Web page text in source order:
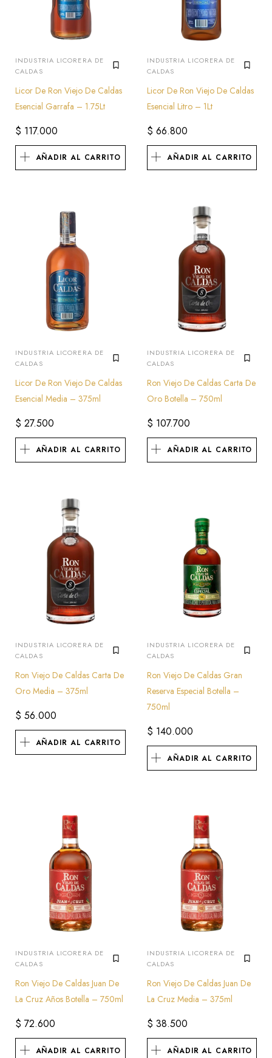
INDUSTRIA LICORERA DE
CALDAS
Licor De Ron Viejo De Caldas
Esencial Garrafa – 1.75Lt
$ 117.000
AÑADIR AL CARRITO
INDUSTRIA LICORERA DE
CALDAS
Licor De Ron Viejo De Caldas
Esencial Litro – 1Lt
$ 66.800
AÑADIR AL CARRITO
INDUSTRIA LICORERA DE
CALDAS
Licor De Ron Viejo De Caldas
Esencial Media – 375ml
$ 27.500
AÑADIR AL CARRITO
INDUSTRIA LICORERA DE
CALDAS
Ron Viejo De Caldas Carta De
Oro Botella – 750ml
$ 107.700
AÑADIR AL CARRITO
INDUSTRIA LICORERA DE
CALDAS
Ron Viejo De Caldas Carta De
Oro Media – 375ml
$ 56.000
AÑADIR AL CARRITO
INDUSTRIA LICORERA DE
CALDAS
Ron Viejo De Caldas Gran
Reserva Especial Botella –
750ml
$ 140.000
AÑADIR AL CARRITO
INDUSTRIA LICORERA DE
CALDAS
Ron Viejo De Caldas Juan De
La Cruz Años Botella – 750ml
$ 72.600
AÑADIR AL CARRITO
INDUSTRIA LICORERA DE
CALDAS
Ron Viejo De Caldas Juan De
La Cruz Media – 375ml
$ 38.500
AÑADIR AL CARRITO